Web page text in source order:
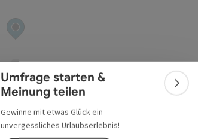
Umfrage starten &
Meinung teilen
Gewinne mit etwas Glück ein
unvergessliches Urlaubserlebnis!